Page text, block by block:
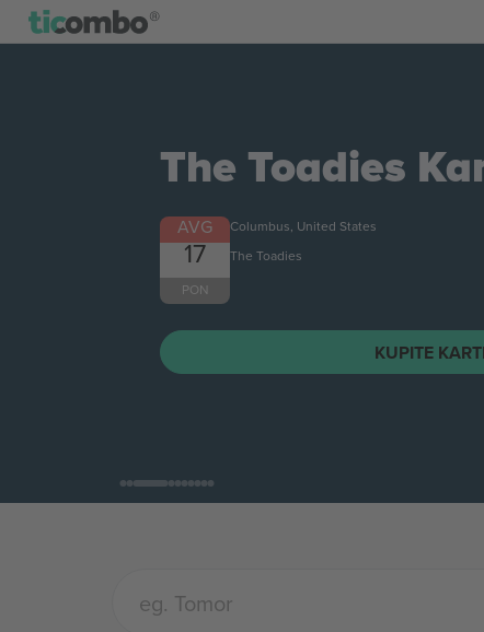
The Toadies
AVG
17
PON
Columbus, United States
The Toadies
KUPITE